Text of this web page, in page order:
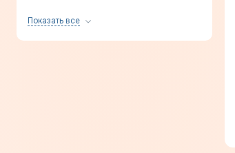
iRobot Roomba s9
Показать все
Lydsto (7
AENO (9)